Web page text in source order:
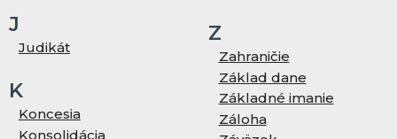
J
Judikát
K
Koncesia
Konsolidácia
Z
Zahraničie
Základ dane
Základné imanie
Záloha